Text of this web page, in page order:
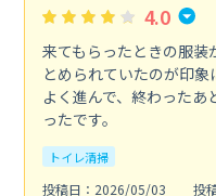
4.0
来てもらったときの服装
とめられていたのが印
よく進んで、終わった
ったです。
トイレ清掃
投稿日：2026/05/03
投